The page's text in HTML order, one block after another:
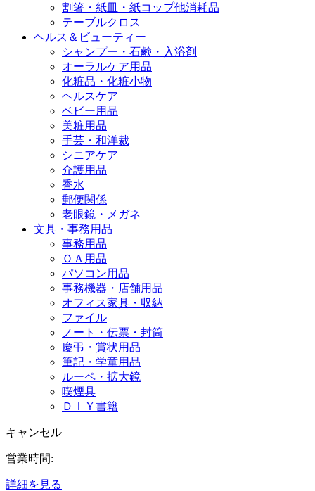
割箸・紙皿・紙コップ他消耗品
テーブルクロス
ヘルス＆ビューティー
シャンプー・石鹸・入浴剤
オーラルケア用品
化粧品・化粧小物
ヘルスケア
ベビー用品
美粧用品
手芸・和洋裁
シニアケア
介護用品
香水
郵便関係
老眼鏡・メガネ
文具・事務用品
事務用品
ＯＡ用品
パソコン用品
事務機器・店舗用品
オフィス家具・収納
ファイル
ノート・伝票・封筒
慶弔・賞状用品
筆記・学童用品
ルーペ・拡大鏡
喫煙具
ＤＩＹ書籍
キャンセル
営業時間:
詳細を見る